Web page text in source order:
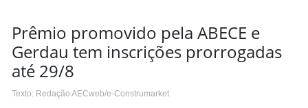
Prêmio promovido pela ABECE e
Gerdau tem inscrições prorrogadas
até 29/8
Texto: Redação AECweb/e-Construmarket